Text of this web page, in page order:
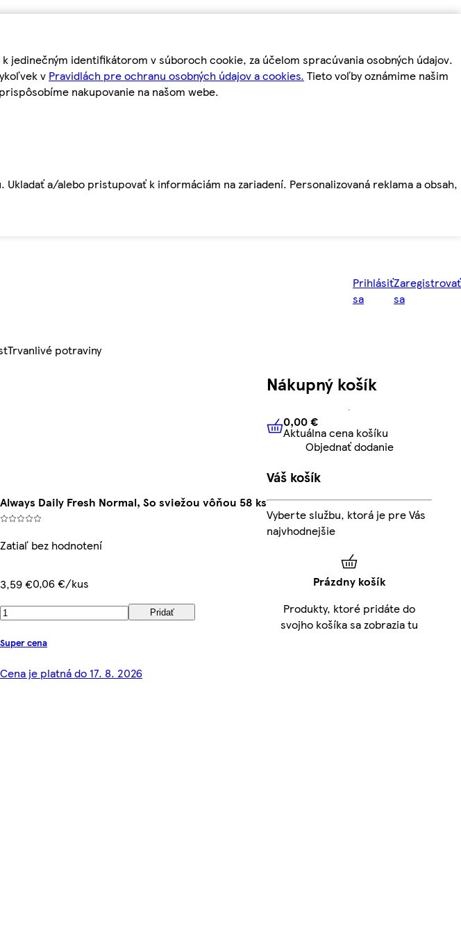
identifikátorom v súboroch cookie, za účelom spracúvania osobných údajov.
v Pravidlách pre ochranu osobných údajov a cookies. Tieto voľby oznámime našim
nakupovanie na našom webe.
a/alebo pristupovať k informáciám na zariadení. Personalizovaná reklama a obsah,
Prihlásiť
sa
Zaregistrovať
sa
Trvanlivé potraviny
Always Daily Fresh Normal, So sviežou vôňou 58 ks
Zatiaľ bez hodnotení
3,59 €0,06 €/kus
Pridať
Super cena
Cena je platná do 17. 8. 2026
Nákupný košík
0,00 € Aktuálna cena košíku
0,00 €
Aktuálna cena košíku
Objednať dodanie
Váš košík
Vyberte službu, ktorá je pre Vás
najvhodnejšie
Prázdny košík
Produkty, ktoré pridáte do
svojho košíka sa zobrazia tu